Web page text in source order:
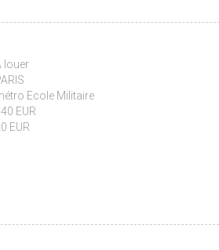
louer
Ecole Militaire
EUR
EUR